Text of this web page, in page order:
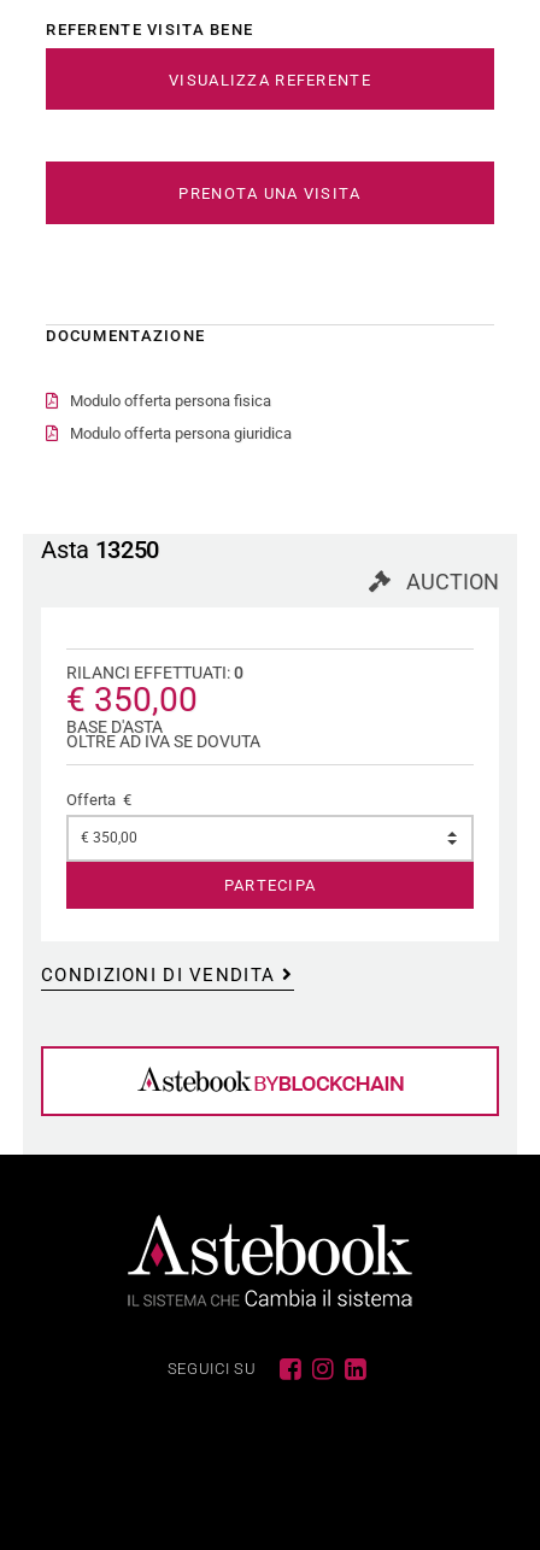
REFERENTE VISITA BENE
VISUALIZZA REFERENTE
PRENOTA UNA VISITA
DOCUMENTAZIONE
Modulo offerta persona fisica
Modulo offerta persona giuridica
Asta 13250
AUCTION
RILANCI EFFETTUATI:0
€ 350,00
BASE D'ASTA
OLTRE AD IVA SE DOVUTA
Offerta €
PARTECIPA
CONDIZIONI DI VENDITA
SEGUICI SU